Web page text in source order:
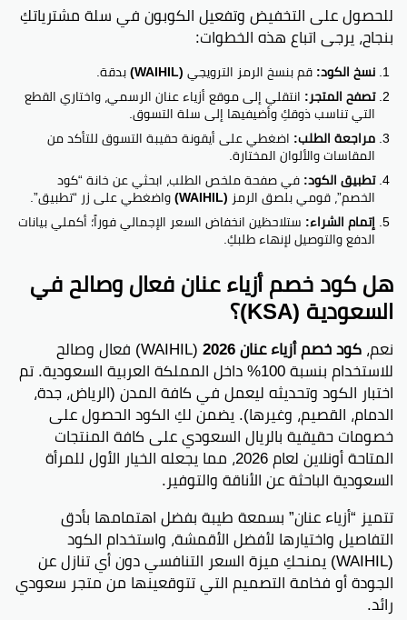
للحصول على التخفيض وتفعيل الكوبون في سلة مشترياتكِ
بنجاح، يرجى اتباع هذه الخطوات:
نسخ الكود:قم بنسخ الرمز الترويجي(WAIHIL)
بدقة.
تصفح المتجر: انتقلي إلى موقع أزياء عنان الرسمي، واختاري القطع
التي تناسب ذوقكِ وأضيفيها إلى سلة التسوق.
مراجعة الطلب: اضغطي على أيقونة حقيبة التسوق للتأكد من
المقاسات والألوان المختارة.
تطبيق الكود:في صفحة ملخص الطلب، ابحثي عن خانة “كود
الخصم”، قومي بلصق الرمز(WAIHIL)
واضغطي على زر “تطبيق”.
إتمام الشراء: ستلاحظين انخفاض السعر الإجمالي فوراً؛ أكملي بيانات
الدفع والتوصيل لإنهاء طلبكِ.
هل كود خصم أزياء عنان فعال وصالح في
السعودية (KSA)؟
نعم،كود خصم أزياء عنان 2026 (WAIHIL) فعال وصالح
للاستخدام بنسبة 100% داخل المملكة العربية السعودية. تم
اختبار الكود وتحديثه ليعمل في كافة المدن (الرياض، جدة،
الدمام، القصيم، وغيرها). يضمن لكِ الكود الحصول على
خصومات حقيقية بالريال السعودي على كافة المنتجات
المتاحة أونلاين لعام 2026، مما يجعله الخيار الأول للمرأة
السعودية الباحثة عن الأناقة والتوفير.
تتميز “أزياء عنان” بسمعة طيبة بفضل اهتمامها بأدق
التفاصيل واختيارها لأفضل الأقمشة، واستخدام الكود
(WAIHIL) يمنحكِ ميزة السعر التنافسي دون أي تنازل عن
الجودة أو فخامة التصميم التي تتوقعينها من متجر سعودي
رائد.